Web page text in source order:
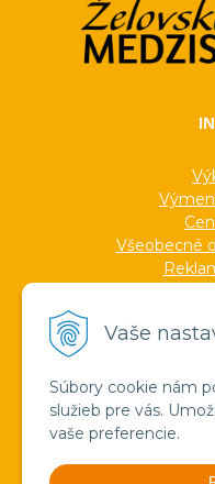
Vaše
Súbory cookie nám
služieb pre vás.
vaše preferencie.
Všeobecné
Pravda o